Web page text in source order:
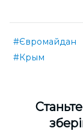
#Євромайдан
#Крым